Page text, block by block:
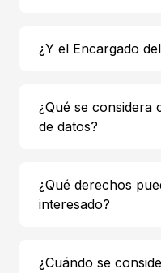
¿Y el Encargado
¿Qué se considera
de datos?
¿Qué derechos
interesado?
¿Cuándo se